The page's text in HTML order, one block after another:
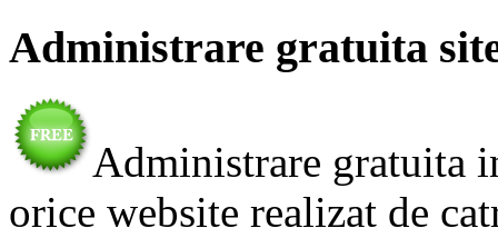
Administrare gratuita
Administrare gratuita
orice website realizat de